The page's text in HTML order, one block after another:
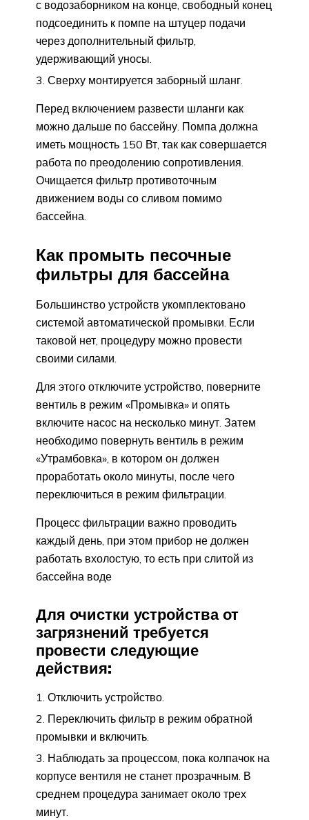
с водозаборником на конце, свободный конец
подсоединить к помпе на штуцер подачи
через дополнительный фильтр,
удерживающий уносы.
Сверху монтируется заборный шланг.
Перед включением развести шланги как
можно дальше по бассейну. Помпа должна
иметь мощность 150 Вт, так как совершается
работа по преодолению сопротивления.
Очищается фильтр противоточным
движением воды со сливом помимо
бассейна.
Как промыть песочные
фильтры для бассейна
Большинство устройств укомплектовано
системой автоматической промывки. Если
таковой нет, процедуру можно провести
своими силами.
Для этого отключите устройство, поверните
вентиль в режим «Промывка» и опять
включите насос на несколько минут. Затем
необходимо повернуть вентиль в режим
«Утрамбовка», в котором он должен
проработать около минуты, после чего
переключиться в режим фильтрации.
Процесс фильтрации важно проводить
каждый день, при этом прибор не должен
работать вхолостую, то есть при слитой из
бассейна воде
Для очистки устройства от
загрязнений требуется
провести следующие
действия:
Отключить устройство.
Переключить фильтр в режим обратной
промывки и включить.
Наблюдать за процессом, пока колпачок на
корпусе вентиля не станет прозрачным. В
среднем процедура занимает около трех
минут.